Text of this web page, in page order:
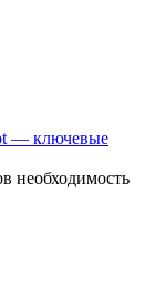
— ключевые
необходимость